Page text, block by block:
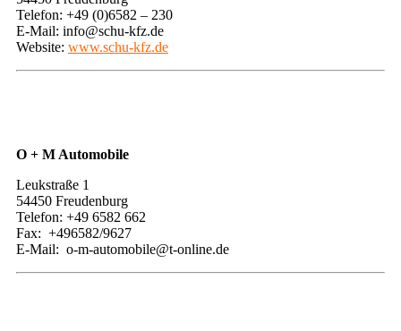
Telefon: +49 (0)6582 – 230
E-Mail: info@schu-kfz.de
Website: www.schu-kfz.de
O + M Automobile
Leukstraße 1
54450 Freudenburg
Telefon: +49 6582 662
Fax: +496582/9627
E-Mail: o-m-automobile@t-online.de